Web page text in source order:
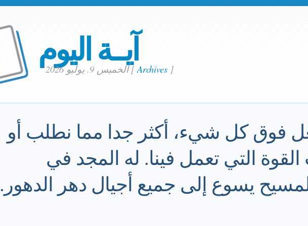
آيــة اليوم
الخميس 9. يوليو 2026[Archives]
فوق كل شيء، أكثر جدا مما نطلب أو
التي تعمل فينا. له المجد في
يسوع إلى جميع أجيال دهر الدهور.